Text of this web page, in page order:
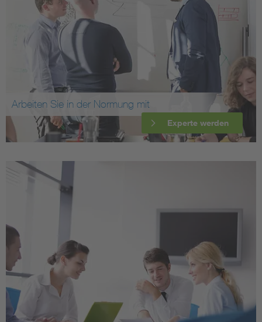
Arbeiten Sie in der Normung mit
Experte werden